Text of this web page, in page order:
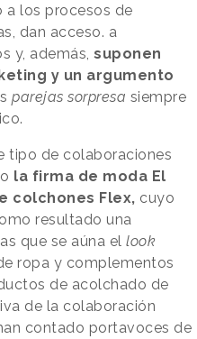
a los procesos de
dan acceso. a
y, además, suponen
y un argumento
parejas sorpresa siempre
tipo de colaboraciones
la firma de moda El
colchones Flex, cuyo
resultado una
que se aúna el look
ropa y complementos
de acolchado de
de la colaboración
contado portavoces de